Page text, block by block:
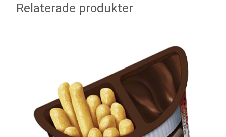
Relaterade produkter